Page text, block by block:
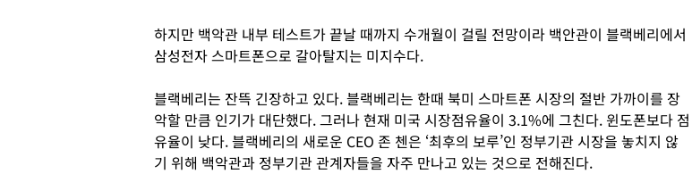
하지만 백악관 내부 테스트가 끝날 때까지 수개월이 걸릴 전망이라 백안관이 블랙베리에서
삼성전자 스마트폰으로 갈아탈지는 미지수다.
블랙베리는 잔뜩 긴장하고 있다. 블랙베리는 한때 북미 스마트폰 시장의 절반 가까이를 장
악할 만큼 인기가 대단했다. 그러나 현재 미국 시장점유율이 3.1%에 그친다. 윈도폰보다 점
유율이 낮다. 블랙베리의 새로운 CEO 존 첸은 ‘최후의 보루’인 정부기관 시장을 놓치지 않
기 위해 백악관과 정부기관 관계자들을 자주 만나고 있는 것으로 전해진다.